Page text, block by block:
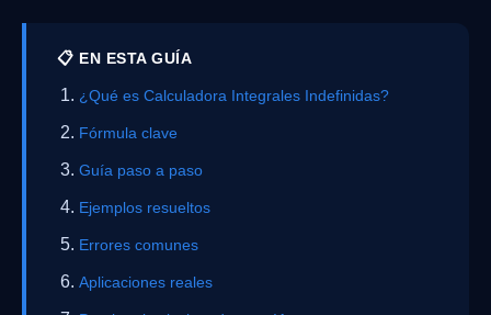
📋 EN ESTA GUÍA
¿Qué es Calculadora Integrales Indefinidas?
Fórmula clave
Guía paso a paso
Ejemplos resueltos
Errores comunes
Aplicaciones reales